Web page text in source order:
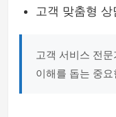
고객 맞춤형
고객 서비스 전
이해를 돕는 중